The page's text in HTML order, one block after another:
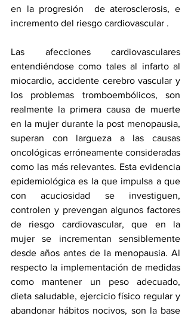
en la progresión  de aterosclerosis, e
incremento del riesgo cardiovascular .
Las afecciones cardiovasculares
entendiéndose como tales al infarto al
miocardio, accidente cerebro vascular y
los problemas tromboembólicos, son
realmente la primera causa de muerte
en la mujer durante la post menopausia,
superan con largueza a las causas
oncológicas erróneamente consideradas
como las más relevantes. Esta evidencia
epidemiológica es la que impulsa a que
con acuciosidad se investiguen,
controlen y prevengan algunos factores
de riesgo cardiovascular, que en la
mujer se incrementan sensiblemente
desde años antes de la menopausia. Al
respecto la implementación de medidas
como mantener un peso adecuado,
dieta saludable, ejercicio físico regular y
abandonar hábitos nocivos, son la base